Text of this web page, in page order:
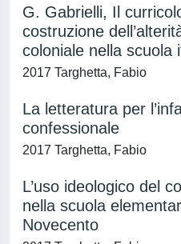
G. Gabrielli, Il
costruzione
coloniale nella scuola
2017 Targhetta, Fabio
La letteratura per
confessionale
2017 Targhetta, Fabio
L’uso ideologico del
nella scuola
Novecento